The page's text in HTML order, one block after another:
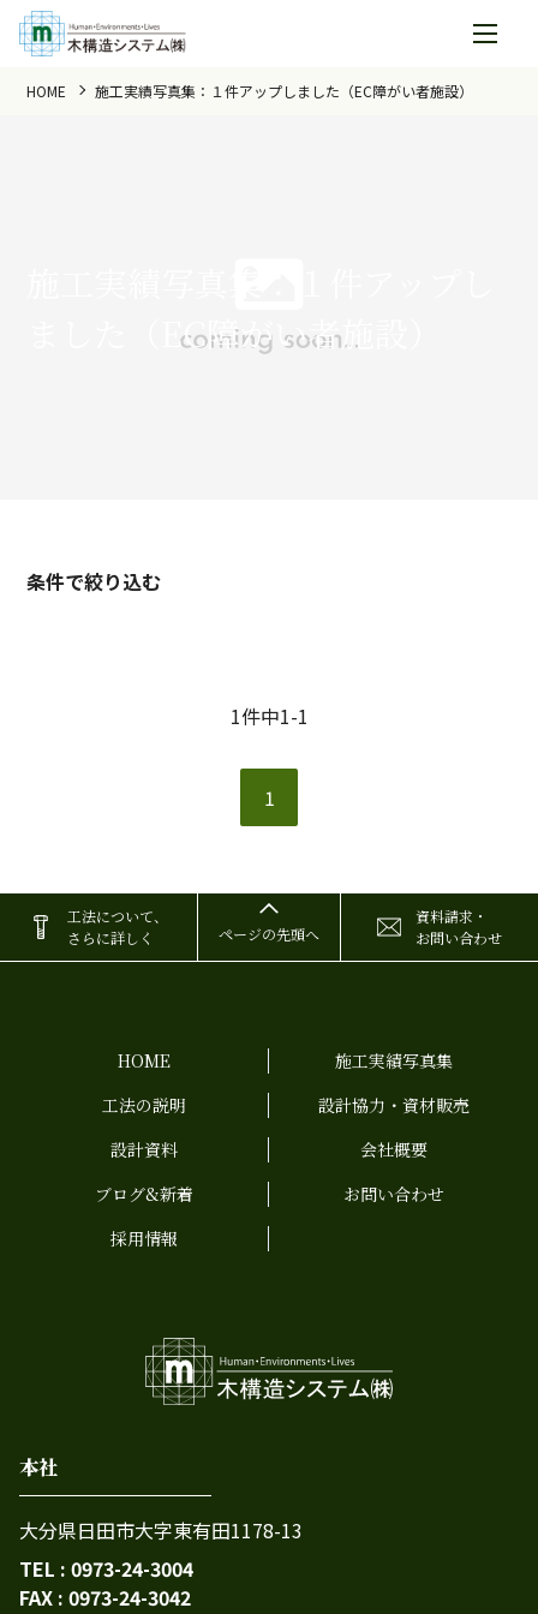
HOME 施工実績写真集：１件アップしました（EC障がい者施設）
ました（EC障がい者施設）
条件で絞り込む
1件中1-1
1
工法について、
さらに詳しく
ページの先頭へ
資料請求・
お問い合わせ
HOME
施工実績写真集
工法の説明
設計協力・資材販売
設計資料
会社概要
ブログ&新着
お問い合わせ
採用情報
本社
大分県日田市大字東有田1178-13
TEL : 0973-24-3004
FAX : 0973-24-3042